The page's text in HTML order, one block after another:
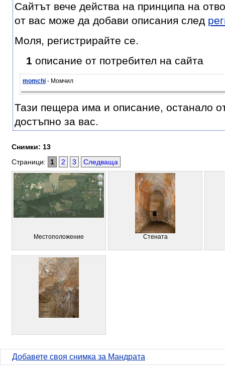
Сайтът вече действа на принципа на
от вас може да добави описания след
Моля, регистрирайте се.
1 описание от потребител на сайта
momchi - Момчил
Тази пещера има и описание, останало
достъпно за вас.
Снимки: 13
Страници:
1 2 3 Следваща
Местоположение Стената
Добавете своя снимка за Мандрата